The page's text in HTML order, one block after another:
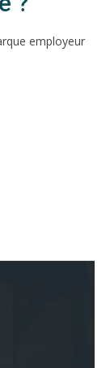
employeur